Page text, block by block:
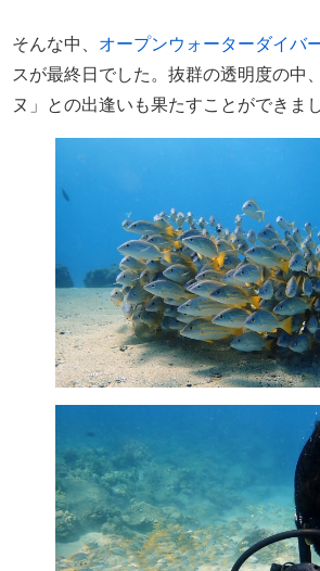
そんな中、 オープンウォーターダイバ
スが最終日でした。抜群の透明度の中
ヌ」との出逢いも果たすことができま